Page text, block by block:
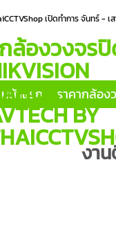
เปิดทำการ จันทร์ -
หน้าแรก ราคากล้อง
งา